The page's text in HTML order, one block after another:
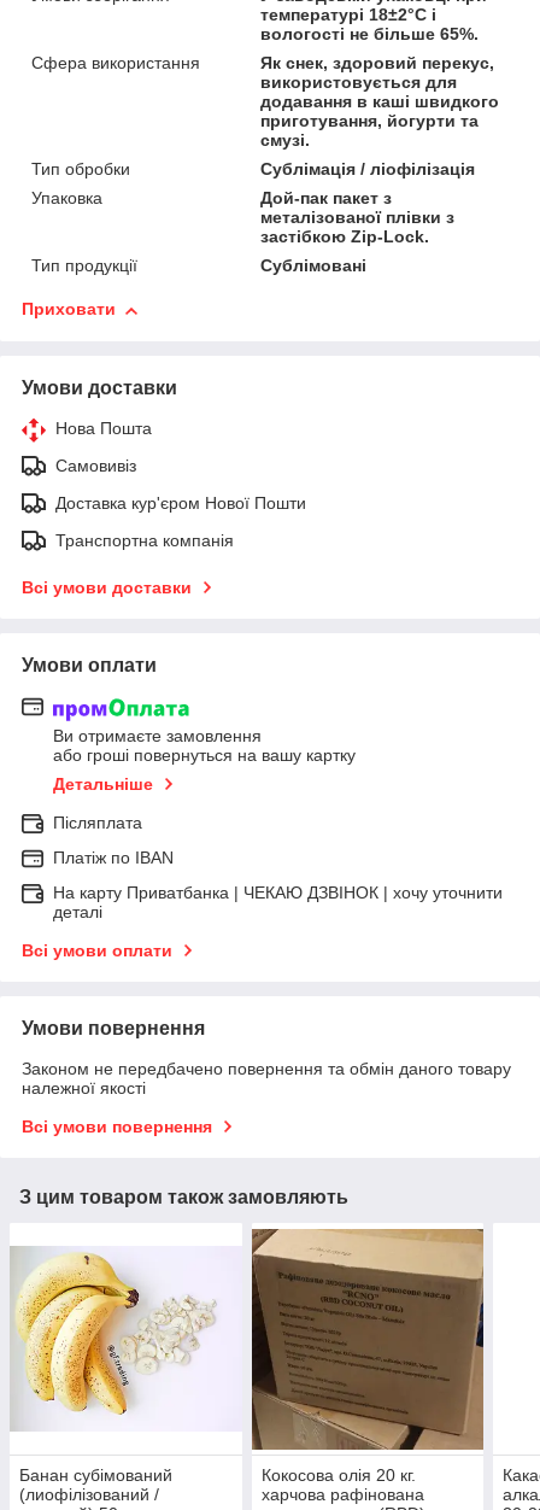
температурі 18±2°C і
вологості не більше 65%.
Сфера використання
Як снек, здоровий перекус,
використовується для
додавання в каші швидкого
приготування, йогурти та
смузі.
Тип обробки
Сублімація / ліофілізація
Упаковка
Дой-пак пакет з
металізованої плівки з
застібкою Zip-Lock.
Тип продукції
Сублімовані
Приховати
Умови доставки
Нова Пошта
Самовивіз
Доставка кур'єром Нової Пошти
Транспортна компанія
Всі умови доставки
Умови оплати
Ви отримаєте замовлення
або гроші повернуться на вашу картку
Детальніше
Післяплата
Платіж по IBAN
На карту Приватбанка | ЧЕКАЮ ДЗВІНОК | хочу уточнити
деталі
Всі умови оплати
Умови повернення
Законом не передбачено повернення та обмін даного товару
належної якості
Всі умови повернення
З цим товаром також замовляють
Банан субімований
(лиофілізований /
Кокосова олія 20 кг.
харчова рафінована